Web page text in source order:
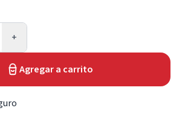
+
Agregar a carrito